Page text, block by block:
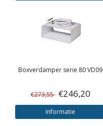
Boxverdamper serie 80 VD09
€273,55 €246,20
Informatie